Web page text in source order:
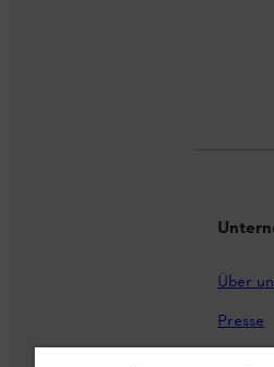
Über
Presse